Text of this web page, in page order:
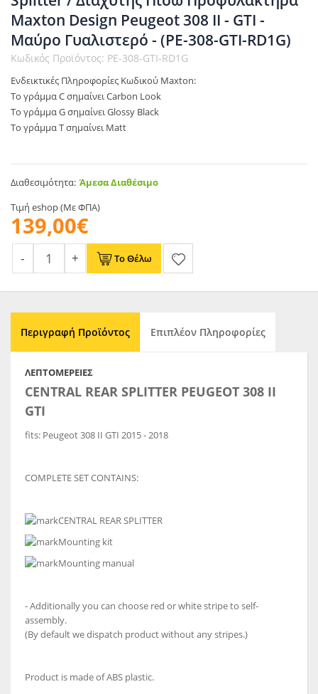
Maxton Design Peugeot 308 II - GTI -
Μαύρο Γυαλιστερό - (PE-308-GTI-RD1G)
Κωδικός Προϊόντος: PE-308-GTI-RD1G
Ενδεικτικές Πληροφορίες Κωδικού Maxton:
Το γράμμα C σημαίνει Carbon Look
Το γράμμα G σημαίνει Glossy Black
Το γράμμα T σημαίνει Matt
Διαθεσιμότητα: Άμεσα Διαθέσιμο
Τιμή eshop (Με ΦΠΑ)
139,00€
Το Θέλω
Περιγραφή Προϊόντος Επιπλέον Πληροφορίες
ΛΕΠΤΟΜΈΡΕΙΕΣ
CENTRAL REAR SPLITTER PEUGEOT 308 II
GTI
fits: Peugeot 308 II GTI 2015 - 2018
COMPLETE SET CONTAINS:
CENTRAL REAR SPLITTER
Mounting kit
Mounting manual
- Additionally you can choose red or white stripe to self-
assembly.
(By default we dispatch product without any stripes.)
Product is made of ABS plastic.